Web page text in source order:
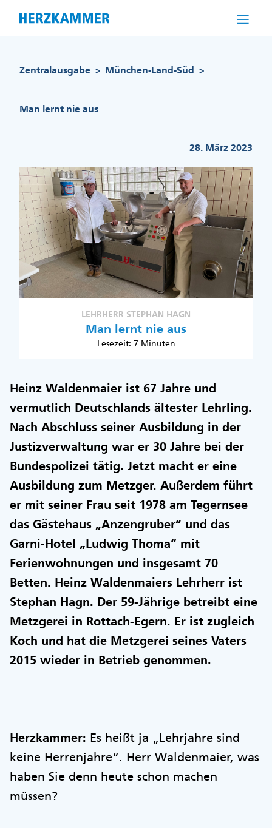
Zentralausgabe > München-Land-Süd >
Man lernt nie aus
28. März 2023
LEHRHERR STEPHAN HAGN
Man lernt nie aus
Lesezeit: 7 Minuten
Heinz Waldenmaier ist 67 Jahre und
vermutlich Deutschlands ältester Lehrling.
Nach Abschluss seiner Ausbildung in der
Justizverwaltung war er 30 Jahre bei der
Bundespolizei tätig. Jetzt macht er eine
Ausbildung zum Metzger. Außerdem führt
er mit seiner Frau seit 1978 am Tegernsee
das Gästehaus „Anzengruber“ und das
Garni-Hotel „Ludwig Thoma“ mit
Ferienwohnungen und insgesamt 70
Betten. Heinz Waldenmaiers Lehrherr ist
Stephan Hagn. Der 59-Jährige betreibt eine
Metzgerei in Rottach-Egern. Er ist zugleich
Koch und hat die Metzgerei seines Vaters
2015 wieder in Betrieb genommen.
Herzkammer: Es heißt ja „Lehrjahre sind
keine Herrenjahre“. Herr Waldenmaier, was
haben Sie denn heute schon machen
müssen?